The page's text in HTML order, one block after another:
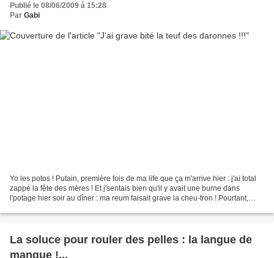
Publié le 08/06/2009 à 15:28
Par Gabi
Yo les potos ! Putain, première fois de ma life que ça m'arrive hier : j'ai total
zappé la fête des mères ! Et j'sentais bien qu'il y avait une burne dans
l'potage hier soir au dîner : ma reum faisait grave la cheu-tron ! Pourtant,
La soluce pour rouler des pelles : la langue de
mangue !...